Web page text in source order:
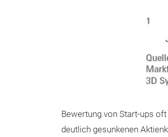
Bewertung von Start-ups
deutlich gesunkenen